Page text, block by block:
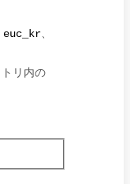
euc_kr
リ内の